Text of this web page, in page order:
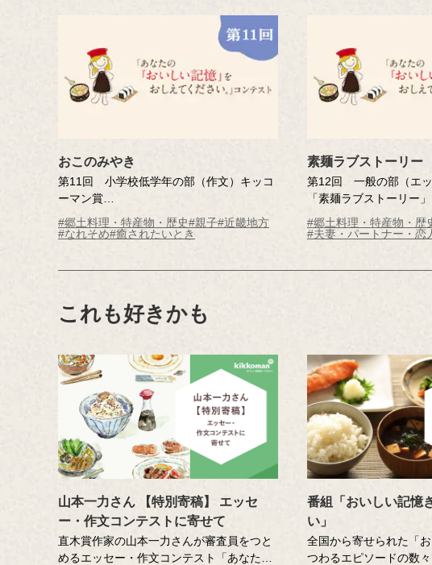
おこのみやき
第11回 小学校低学年の部（作文）キッコ
ーマン賞
「おこのみやき」
大恵 朱実さん（兵庫県・9歳） 西宮市
#郷土料理・特産物・歴史#親子#近畿地方
#なれそめ#癒されたいとき
素麺ラブストーリー
第12回 一般の部（エ
「素麺ラブストーリー」
森山 高史さん（沖縄県
※年齢は応募時
#郷土料理・特産物・歴
#夫妻・パートナー・恋
これも好きかも
山本一力さん 【特別寄稿】 エッセ
ー・作文コンテストに寄せて
直木賞作家の山本一力さんが審査員をつと
めるエッセー・作文コンテスト「あなたの
番組「おいしい記憶
い」
全国から寄せられた「
つわるエピソードの数々